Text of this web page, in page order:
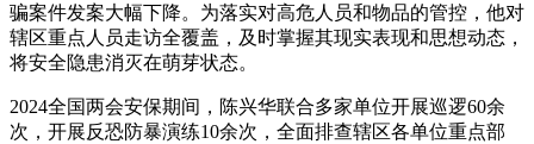
骗案件发案大幅下降。为落实对高危人员和物品的管控，他对
辖区重点人员走访全覆盖，及时掌握其现实表现和思想动态，
将安全隐患消灭在萌芽状态。
2024全国两会安保期间，陈兴华联合多家单位开展巡逻60余
次，开展反恐防暴演练10余次，全面排查辖区各单位重点部